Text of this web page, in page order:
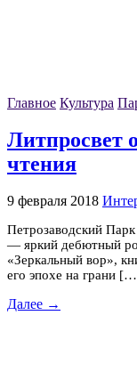
Главное Культура
Литпросвет
чтения
9 февраля 2018
Петрозаводский
— яркий дебютный
«Зеркальный вор»,
его эпохе на грани
Далее →